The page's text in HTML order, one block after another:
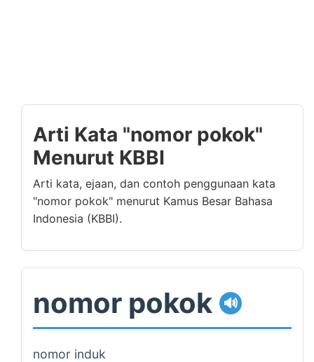
Arti Kata "nomor pokok"
Menurut KBBI
Arti kata, ejaan, dan contoh penggunaan kata
"nomor pokok" menurut Kamus Besar Bahasa
Indonesia (KBBI).
nomor pokok 🔊
nomor induk